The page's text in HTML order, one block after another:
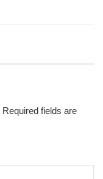
Required fields are